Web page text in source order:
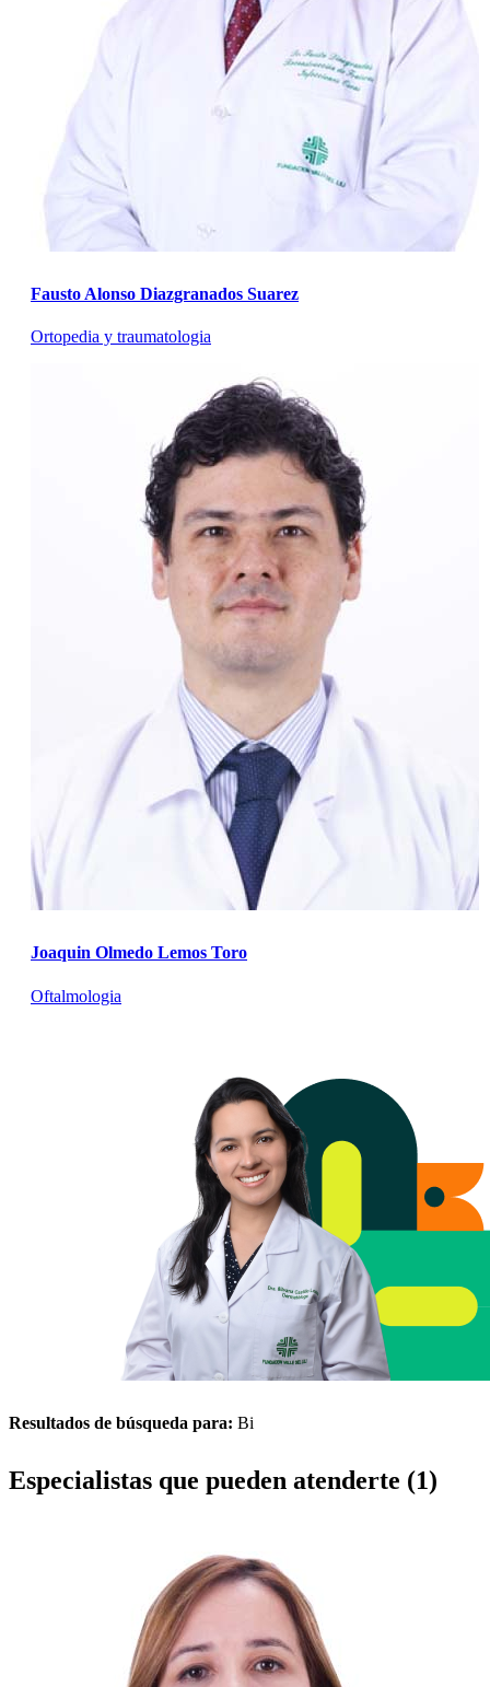
Fausto Alonso Diazgranados Suarez
Ortopedia y traumatologia
Joaquin Olmedo Lemos Toro
Oftalmologia
Resultados de búsqueda para: Bi
Especialistas que pueden atenderte (1)